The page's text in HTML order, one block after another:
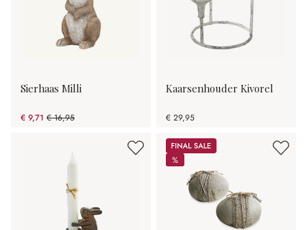
Sierhaas Milli
€ 9,71 € 16,95
(42.71% gespart)
Kaarsenhouder Kivorel
€ 29,95
Sale
%
%